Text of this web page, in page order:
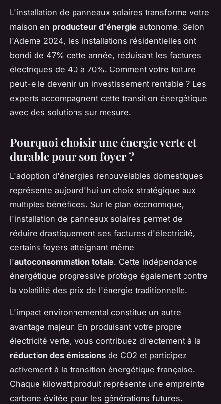
L'installation de panneaux solaires transforme votre
maison en producteur d'énergie autonome. Selon
l'Ademe 2024, les installations résidentielles ont
bondi de 47% cette année, réduisant les factures
électriques de 40 à 70%. Comment votre toiture
peut-elle devenir un investissement rentable ? Les
experts accompagnent cette transition énergétique
avec des solutions sur mesure.
Pourquoi choisir une énergie verte et
durable pour son foyer ?
L'adoption d'énergies renouvelables domestiques
représente aujourd'hui un choix stratégique aux
multiples bénéfices. Sur le plan économique,
l'installation de panneaux solaires permet de
réduire drastiquement ses factures d'électricité,
certains foyers atteignant même
l'autoconsommation totale. Cette indépendance
énergétique progressive protège également contre
la volatilité des prix de l'énergie traditionnelle.
L'impact environnemental constitue un autre
avantage majeur. En produisant votre propre
électricité verte, vous contribuez directement à la
réduction des émissions de CO2 et participez
activement à la transition énergétique française.
Chaque kilowatt produit représente une empreinte
carbone évitée pour les générations futures.